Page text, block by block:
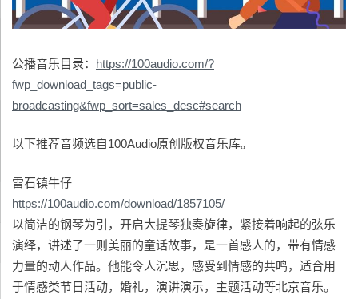
公播音乐目录： https://100audio.com/?
fwp_download_tags=public-
broadcasting&fwp_sort=sales_desc#search
以下推荐音频选自100Audio原创版权音乐库。
雷石镇牛仔
https://100audio.com/download/1857105/
以简洁的钢琴为引，开启大提琴独奏旋律，紧接着响起的弦乐
演绎，讲述了一则美丽的童话故事，是一首感人的，带有情感
力量的动人作品。他能令人沉思，感受到情感的共鸣，适合用
于情感类节日活动，婚礼，演讲演示，主题活动等北京音乐。